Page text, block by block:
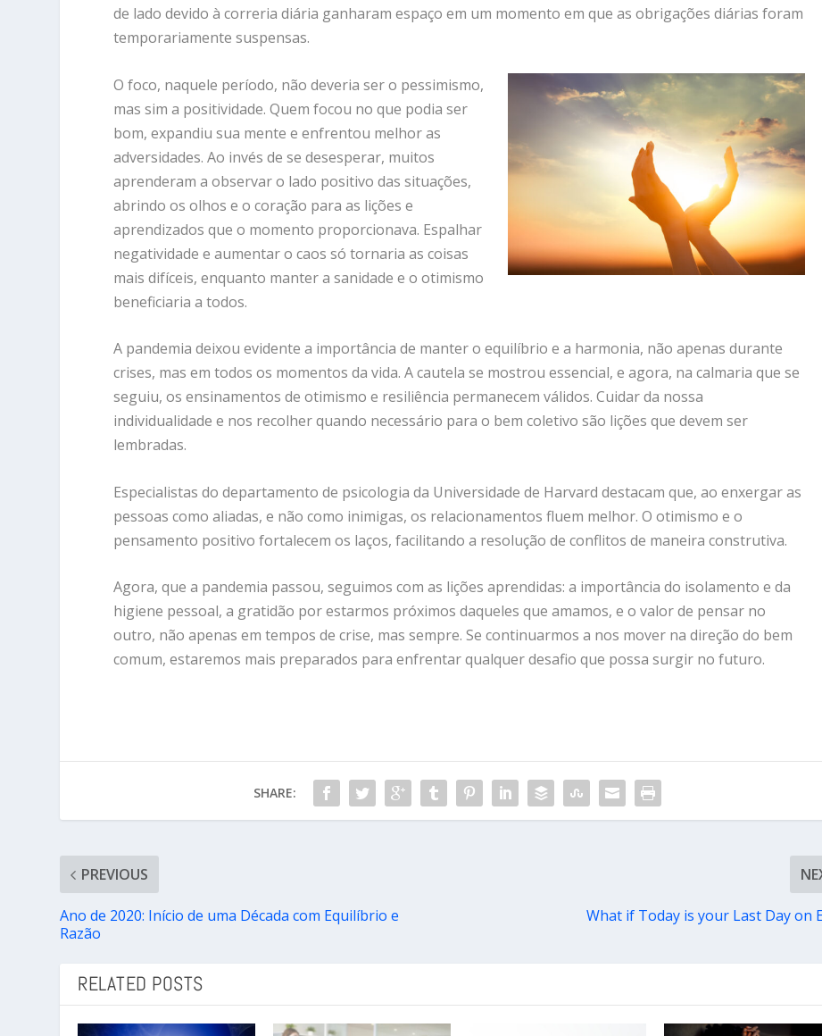
de lado devido à correria diária ganharam espaço em um momento em que as obrigações diárias foram
temporariamente suspensas.
O foco, naquele período, não deveria ser o pessimismo,
mas sim a positividade. Quem focou no que podia ser
bom, expandiu sua mente e enfrentou melhor as
adversidades. Ao invés de se desesperar, muitos
aprenderam a observar o lado positivo das situações,
abrindo os olhos e o coração para as lições e
aprendizados que o momento proporcionava. Espalhar
negatividade e aumentar o caos só tornaria as coisas
mais difíceis, enquanto manter a sanidade e o otimismo
beneficiaria a todos.
A pandemia deixou evidente a importância de manter o equilíbrio e a harmonia, não apenas durante
crises, mas em todos os momentos da vida. A cautela se mostrou essencial, e agora, na calmaria que se
seguiu, os ensinamentos de otimismo e resiliência permanecem válidos. Cuidar da nossa
individualidade e nos recolher quando necessário para o bem coletivo são lições que devem ser
lembradas.
Especialistas do departamento de psicologia da Universidade de Harvard destacam que, ao enxergar as
pessoas como aliadas, e não como inimigas, os relacionamentos fluem melhor. O otimismo e o
pensamento positivo fortalecem os laços, facilitando a resolução de conflitos de maneira construtiva.
Agora, que a pandemia passou, seguimos com as lições aprendidas: a importância do isolamento e da
higiene pessoal, a gratidão por estarmos próximos daqueles que amamos, e o valor de pensar no
outro, não apenas em tempos de crise, mas sempre. Se continuarmos a nos mover na direção do bem
comum, estaremos mais preparados para enfrentar qualquer desafio que possa surgir no futuro.
SHARE:
PREVIOUS
Ano de 2020: Início de uma Década com Equilíbrio e
Razão
What if Today is your Last Day on
RELATED POSTS